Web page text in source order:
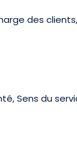
des
Sens du